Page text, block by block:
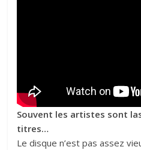
Souvent les artistes sont
titres…
Le disque n’est pas assez